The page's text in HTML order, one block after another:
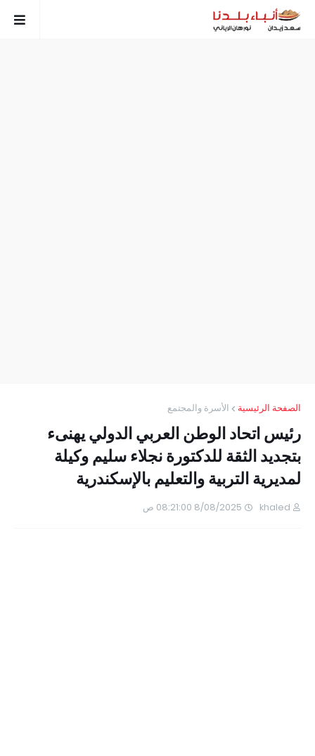
الصفحة الرئيسية الأسرة والمجتمع
رئيس اتحاد الوطن العربي الدولي يهنىء
بتجديد الثقة للدكتورة نجلاء سليم وكيلة
لمديرية التربية والتعليم بالإسكندرية
khaled 8/08/2025 08:21:00 ص